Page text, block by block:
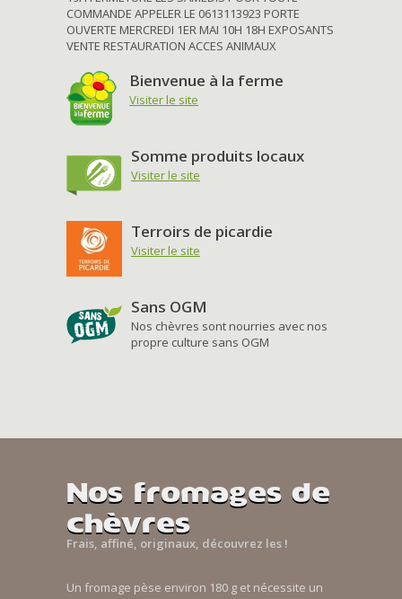
COMMANDE APPELER LE 0613113923 PORTE
OUVERTE MERCREDI 1ER MAI 10H 18H EXPOSANTS
VENTE RESTAURATION ACCES ANIMAUX
Bienvenue à la ferme
Visiter le site
Somme produits locaux
Visiter le site
Terroirs de picardie
Visiter le site
Sans OGM
Nos chèvres sont nourries avec nos
propre culture sans OGM
Nos fromages de
chèvres
Frais, affiné, originaux, découvrez les !
Un fromage pèse environ 180 g et nécessite un